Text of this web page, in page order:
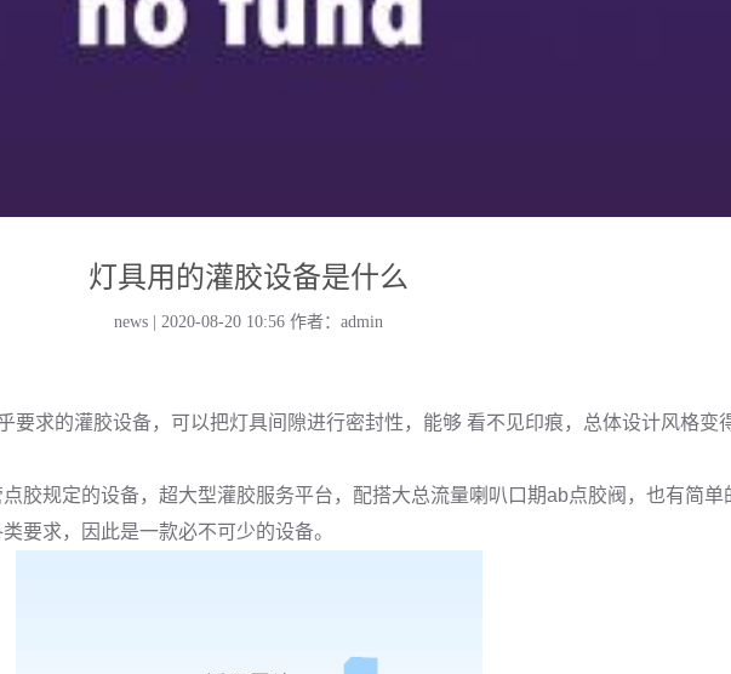
灯具用的灌胶设备是什么
news | 2020-08-20 10:56 作者：admin
的灌胶设备，可以把灯具间隙进行密封性，能够 看不见印痕，总体设计风格变
规定的设备，超大型灌胶服务平台，配搭大总流量喇叭口期ab点胶阀，也有简单
要求，因此是一款必不可少的设备。